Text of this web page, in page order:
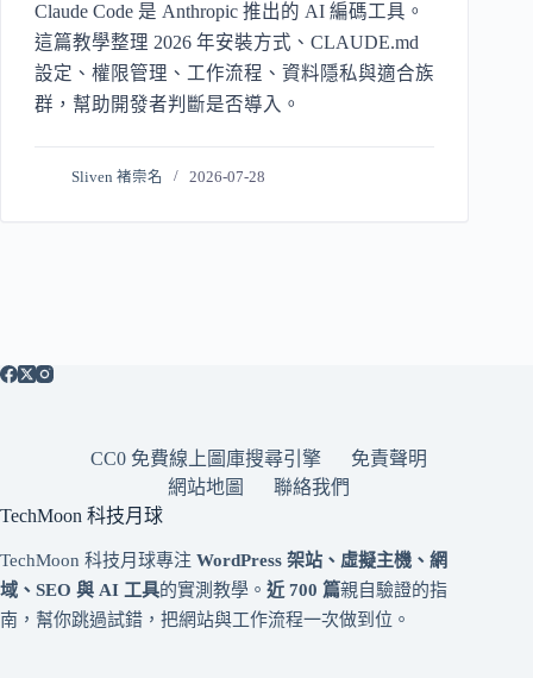
Claude Code 是 Anthropic 推出的 AI 編碼工具。
這篇教學整理 2026 年安裝方式、CLAUDE.md
設定、權限管理、工作流程、資料隱私與適合族
群，幫助開發者判斷是否導入。
Sliven 褚崇名 2026-07-28
CC0 免費線上圖庫搜尋引擎
免責聲明
網站地圖
聯絡我們
TechMoon 科技月球
TechMoon 科技月球專注 WordPress 架站、虛擬主機、網
域、SEO 與 AI 工具的實測教學。 近 700 篇親自驗證的指
南，幫你跳過試錯，把網站與工作流程一次做到位。